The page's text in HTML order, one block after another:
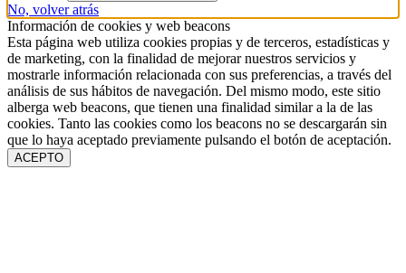
No, volver atrás
Información de cookies y web beacons
Esta página web utiliza cookies propias y de terceros, estadísticas y
de marketing, con la finalidad de mejorar nuestros servicios y
mostrarle información relacionada con sus preferencias, a través del
análisis de sus hábitos de navegación. Del mismo modo, este sitio
alberga web beacons, que tienen una finalidad similar a la de las
cookies. Tanto las cookies como los beacons no se descargarán sin
que lo haya aceptado previamente pulsando el botón de aceptación.
ACEPTO